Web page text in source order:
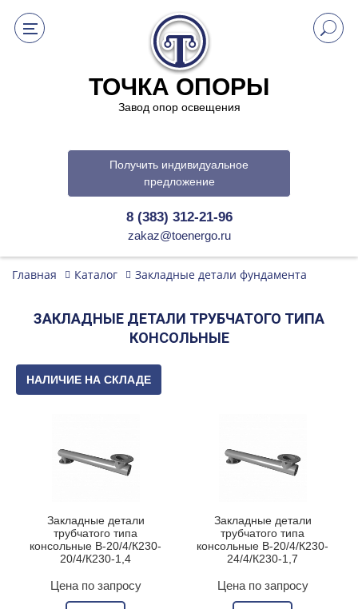
ТОЧКА ОПОРЫ
Завод опор освещения
Получить индивидуальное
предложение
8 (383) 312-21-96
zakaz@toenergo.ru
Главная Каталог Закладные детали фундамента
ЗАКЛАДНЫЕ ДЕТАЛИ ТРУБЧАТОГО ТИПА
КОНСОЛЬНЫЕ
НАЛИЧИЕ НА СКЛАДЕ
Закладные детали
трубчатого типа
консольные В-20/4/К230-
20/4/К230-1,4
Цена по запросу
Закладные детали
трубчатого типа
консольные В-20/4/К230-
24/4/К230-1,7
Цена по запросу